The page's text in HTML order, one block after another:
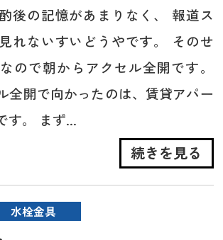
後の記憶があまりなく、 報道ス
れないすいどうやです。 そのせ
ので朝からアクセル全開です。
全開で向かったのは、賃貸アパー
す。 まず...
続きを見る
水栓金具